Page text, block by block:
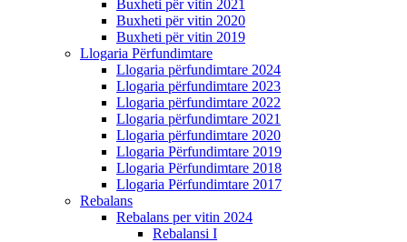
Buxheti për vitin 2021
Buxheti për vitin 2020
Buxheti për vitin 2019
Llogaria Përfundimtare
Llogaria përfundimtare 2024
Llogaria përfundimtare 2023
Llogaria përfundimtare 2022
Llogaria përfundimtare 2021
Llogaria përfundimtare 2020
Llogaria Përfundimtare 2019
Llogaria Përfundimtare 2018
Llogaria Përfundimtare 2017
Rebalans
Rebalans per vitin 2024
Rebalansi I